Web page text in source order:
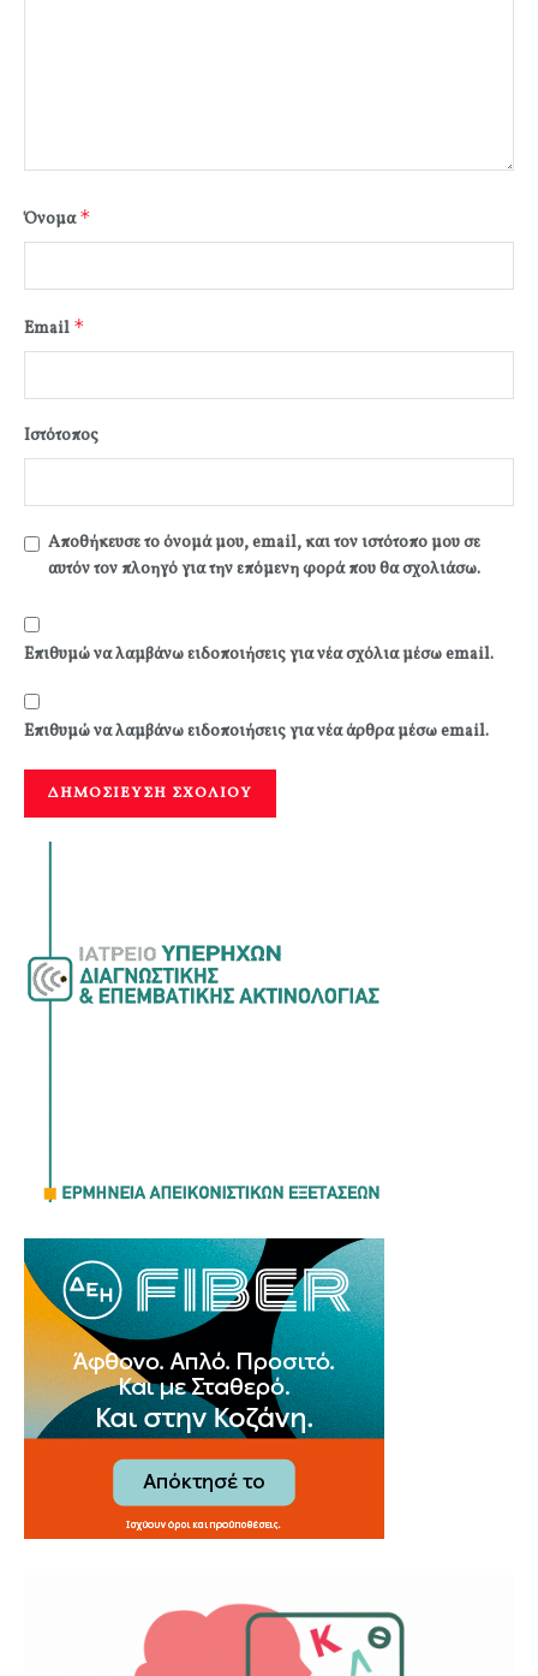
Όνομα*
Email *
Ιστότοπος
Αποθήκευσε το όνομά μου, email, και τον ιστότοπο μου σε
αυτόν τον πλοηγό για την επόμενη φορά που θα σχολιάσω.
Επιθυμώ να λαμβάνω ειδοποιήσεις για νέα σχόλια μέσω email.
Επιθυμώ να λαμβάνω ειδοποιήσεις για νέα άρθρα μέσω email.